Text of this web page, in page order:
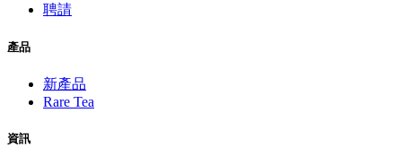
聘請
產品
新產品
Rare Tea
資訊